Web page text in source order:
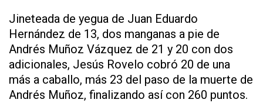
Jineteada de yegua de Juan Eduardo
Hernández de 13, dos manganas a pie de
Andrés Muñoz Vázquez de 21 y 20 con dos
adicionales, Jesús Rovelo cobró 20 de una
más a caballo, más 23 del paso de la muerte de
Andrés Muñoz, finalizando así con 260 puntos.